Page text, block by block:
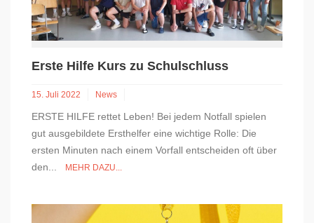
Erste Hilfe Kurs zu Schulschluss
15. Juli 2022 News
ERSTE HILFE rettet Leben! Bei jedem Notfall spielen
gut ausgebildete Ersthelfer eine wichtige Rolle: Die
ersten Minuten nach einem Vorfall entscheiden oft über
den...
MEHR DAZU...